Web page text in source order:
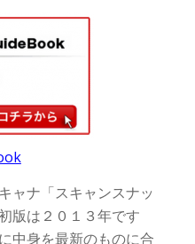
ャナ「スキャンスナッ
版は２０１３年です
中身を最新のものに合